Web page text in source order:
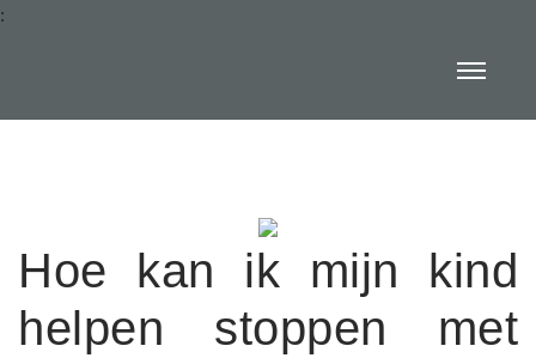
:
Hoe kan ik mijn kind
helpen stoppen met